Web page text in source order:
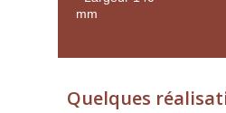
mm
Quelques